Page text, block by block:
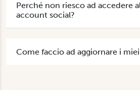
Perché non riesco ad accedere
account social?
Come faccio ad aggiornare i